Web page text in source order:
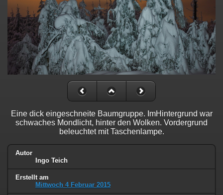
Eine dick eingeschneite Baumgruppe. ImHintergrund war
schwaches Mondlicht, hinter den Wolken. Vordergrund
beleuchtet mit Taschenlampe.
Autor
Ingo Teich
Erstellt am
Mittwoch 4 Februar 2015